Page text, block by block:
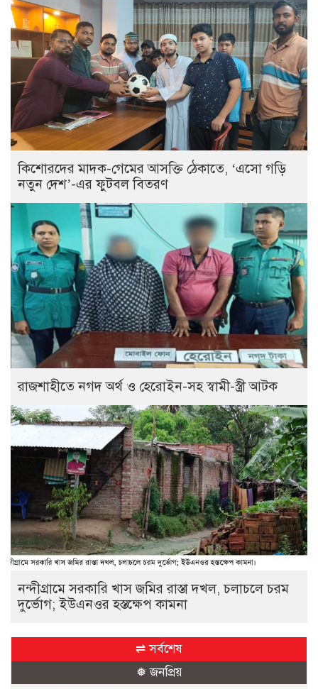
কিশোরদের মাদক-গেমের আসক্তি ঠেকাতে, ‘এসো গড়ি
নতুন দেশ’-এর ফুটবল বিতরণ
রাজশাহীতে নগদ অর্থ ও হেরোইন-সহ স্বামী-স্ত্রী আটক
নন্দীগ্রামে সরকারি খাস জমির রাস্তা দখল, চলাচলে চরম
দুর্ভোগ; ইউএনওর হস্তক্ষেপ কামনা
⇌ সর্বশেষ
❅ জনপ্রিয়